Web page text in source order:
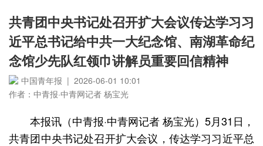
共青团中央书记处召开扩大会议传达学习习
近平总书记给中共一大纪念馆、南湖革命纪
念馆少先队红领巾讲解员重要回信精神
中国青年报 | 2026-06-01 10:01
作者：中青报·中青网记者 杨宝光
本报讯（中青报·中青网记者 杨宝光）5月31日，
共青团中央书记处召开扩大会议，传达学习习近平总